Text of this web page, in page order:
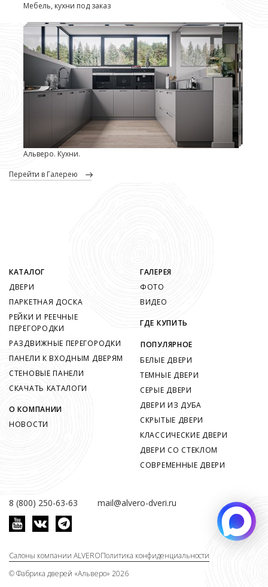
Мебель, кухни под заказ
Альверо. Кухни.
перейти в Галерею
8 (800) 250-63-63 mail@alvero-dveri.ru
КАТАЛОГ
ДВЕРИ
ПАРКЕТНАЯ ДОСКА
РЕЙКИ И РЕЕЧНЫЕ
ПЕРЕГОРОДКИ
РАЗДВИЖНЫЕ ПЕРЕГОРОДКИ
ПАНЕЛИ К ВХОДНЫМ ДВЕРЯМ
СТЕНОВЫЕ ПАНЕЛИ
СКАЧАТЬ КАТАЛОГИ
О КОМПАНИИ
НОВОСТИ
ГАЛЕРЕЯ
ФОТО
ВИДЕО
ГДЕ КУПИТЬ
ПОПУЛЯРНОЕ
БЕЛЫЕ ДВЕРИ
ТЕМНЫЕ ДВЕРИ
СЕРЫЕ ДВЕРИ
ДВЕРИ ИЗ ДУБА
СКРЫТЫЕ ДВЕРИ
КЛАССИЧЕСКИЕ ДВЕРИ
ДВЕРИ СО СТЕКЛОМ
СОВРЕМЕННЫЕ ДВЕРИ
©Фабрика дверей «Альверо» 2026
Салоны компании ALVEROПолитика конфиденциальности